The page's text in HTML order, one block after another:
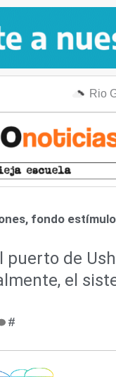
Rio
fondo
puerto de
el
#